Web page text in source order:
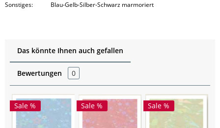
Sonstiges:
Blau-Gelb-Silber-Schwarz marmoriert
Das könnte Ihnen auch gefallen
Bewertungen 0
Sale % Sale % Sale %